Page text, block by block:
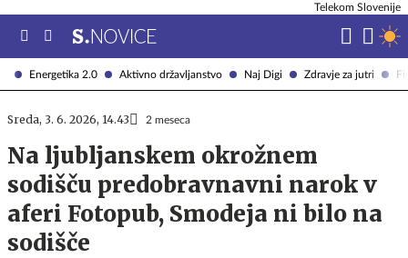
Energetika 2.0 Aktivno državljanstvo Naj Digi Zdravje za jutri
Telekom Slovenije
Sreda, 3. 6. 2026, 14.43 2 meseca
Na ljubljanskem okrožnem
sodišču predobravnavni narok v
aferi Fotopub, Smodeja ni bilo na
sodišče